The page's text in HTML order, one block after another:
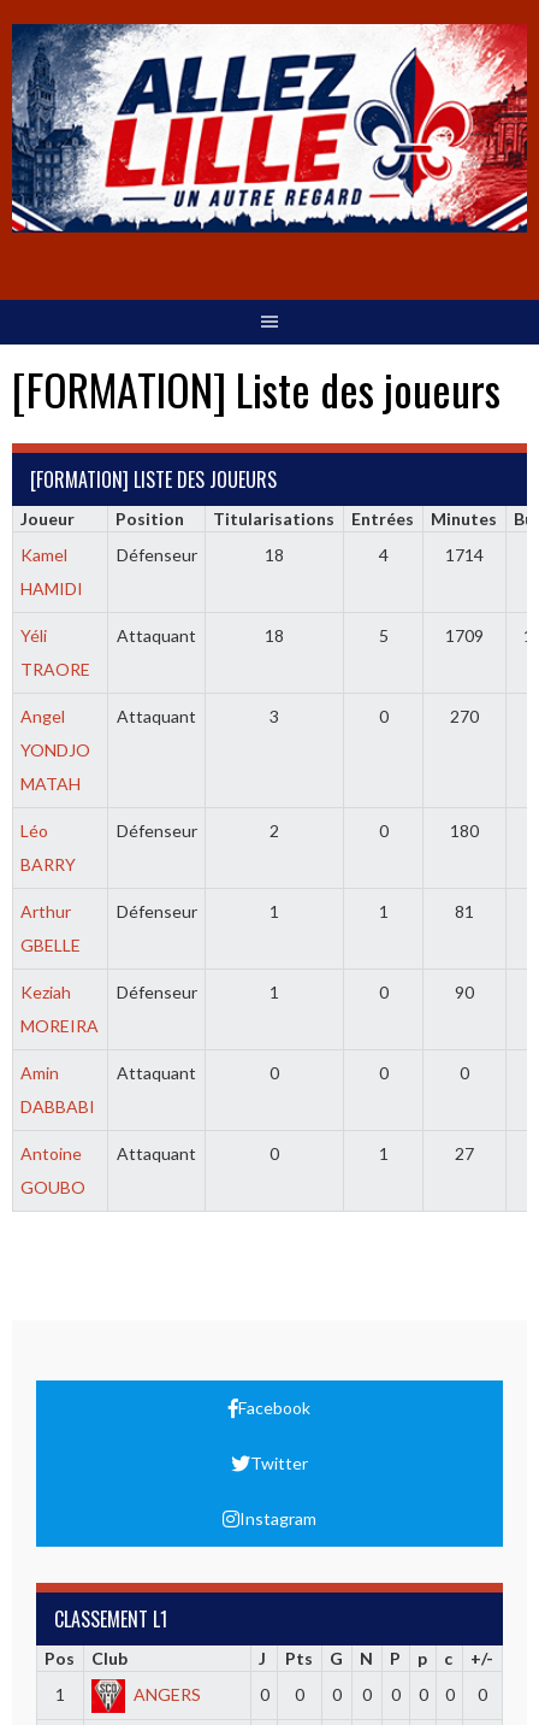
[FORMATION] Liste des joueurs
[FORMATION] LISTE DES JOUEURS
Joueur Position Titularisations Entrées Minutes
Kamel
HAMIDI
Défenseur 18 4 1714
Yéli
TRAORE
Attaquant 18 5 1709
Angel
YONDJO
MATAH
Attaquant 3 0 270
Léo
BARRY
Défenseur 2 0 180
Arthur
GBELLE
Défenseur 1 1 81
Keziah
MOREIRA
Défenseur 1 0 90
Amin
DABBABI
Attaquant 0 0 0
Antoine
GOUBO
Attaquant 0 1 27
Facebook
Twitter
Instagram
CLASSEMENT L1
Pos Club J Pts G N P p c
+/-
1
ANGERS 0 0 0 0 0 0 0 0